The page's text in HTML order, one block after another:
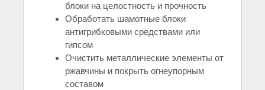
блоки на целостность и прочность
Обработать шамотные блоки
антигрибковыми средствами или
гипсом
Очистить металлические элементы от
ржавчины и покрыть огнеупорным
составом